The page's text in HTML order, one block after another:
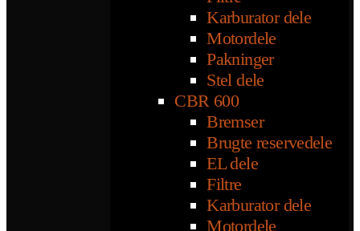
Karburator dele
Motordele
Pakninger
Stel dele
CBR 600
Bremser
Brugte reservedele
EL dele
Filtre
Karburator dele
Motordele